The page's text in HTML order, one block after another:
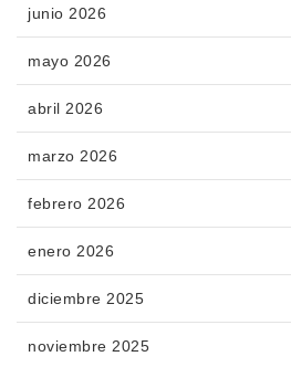
junio 2026
mayo 2026
abril 2026
marzo 2026
febrero 2026
enero 2026
diciembre 2025
noviembre 2025